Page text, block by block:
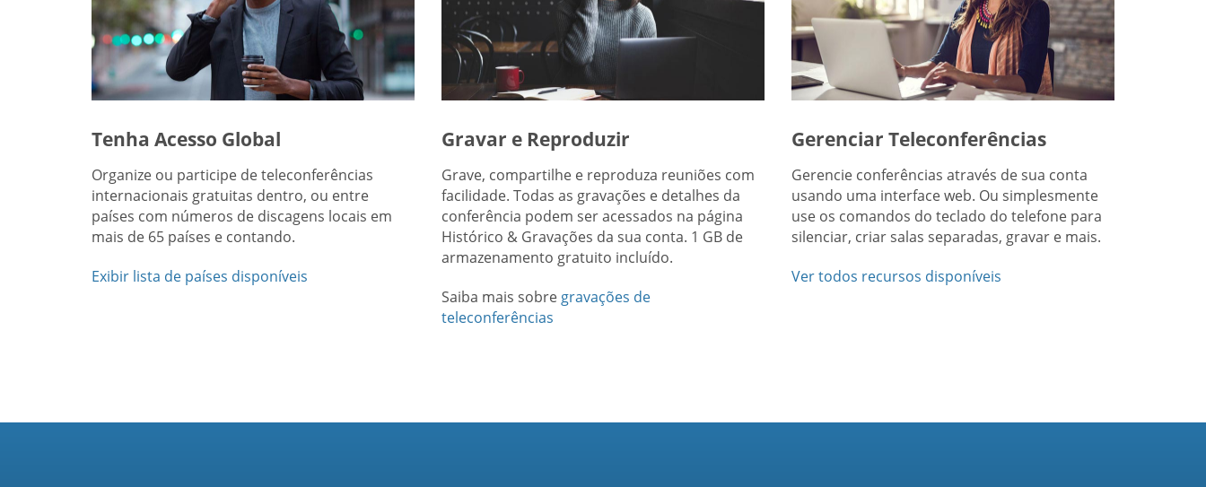
Tenha Acesso Global
Organize ou participe de teleconferências
internacionais gratuitas dentro, ou entre
países com números de discagens locais em
mais de 65 países e contando.
Exibir lista de países disponíveis
Gravar e Reproduzir
Grave, compartilhe e reproduza reuniões com
facilidade. Todas as gravações e detalhes da
conferência podem ser acessados na página
Histórico & Gravações da sua conta. 1 GB de
armazenamento gratuito incluído.
Saiba mais sobre gravações de
teleconferências
Gerenciar Teleconferências
Gerencie conferências através de sua conta
usando uma interface web. Ou simplesmente
use os comandos do teclado do telefone para
silenciar, criar salas separadas, gravar e mais.
Ver todos recursos disponíveis